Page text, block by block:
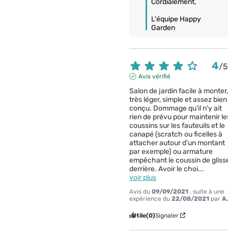
L'équipe Happy
Garden
4/5
Avis vérifié
Salon de jardin facile à monter,
très léger, simple et assez bien
conçu. Dommage qu'il n'y ait
rien de prévu pour maintenir
coussins sur les fauteuils et le
canapé (scratch ou ficelles à
attacher autour d'un montant
par exemple) ou armature
empêchant le coussin de
derrière. Avoir le choi...
voir plus
Avis du09/09/2021 , suite à une
expérience du22/08/2021 par
Utile(0)Signaler